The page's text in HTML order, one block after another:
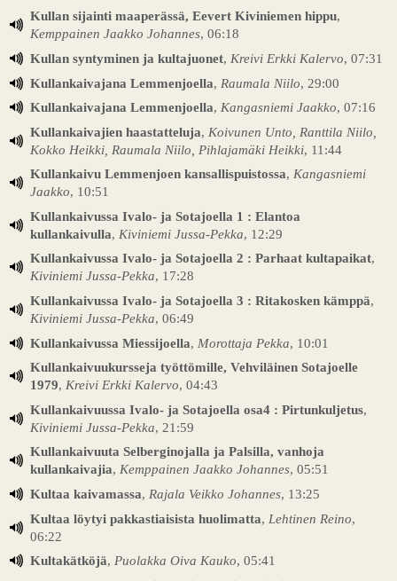
Kullan sijainti maaperässä, Eevert Kiviniemen hippu,
Kemppainen Jaakko Johannes, 06:18
Kullan syntyminen ja kultajuonet, Kreivi Erkki Kalervo, 07:31
Kullankaivajana Lemmenjoella, Raumala Niilo, 29:00
Kullankaivajana Lemmenjoella, Kangasniemi Jaakko, 07:16
Kullankaivajien haastatteluja, Koivunen Unto, Ranttila Niilo,
Kokko Heikki, Raumala Niilo, Pihlajamäki Heikki, 11:44
Kullankaivu Lemmenjoen kansallispuistossa, Kangasniemi
Jaakko, 10:51
Kullankaivussa Ivalo- ja Sotajoella 1 : Elantoa
kullankaivulla, Kiviniemi Jussa-Pekka, 12:29
Kullankaivussa Ivalo- ja Sotajoella 2 : Parhaat kultapaikat,
Kiviniemi Jussa-Pekka, 17:28
Kullankaivussa Ivalo- ja Sotajoella 3 : Ritakosken kämppä,
Kiviniemi Jussa-Pekka, 06:49
Kullankaivussa Miessijoella, Morottaja Pekka, 10:01
Kullankaivuukursseja työttömille, Vehviläinen Sotajoelle
1979, Kreivi Erkki Kalervo, 04:43
Kullankaivuussa Ivalo- ja Sotajoella osa4 : Pirtunkuljetus,
Kiviniemi Jussa-Pekka, 21:59
Kullankaivuuta Selberginojalla ja Palsilla, vanhoja
kullankaivajia, Kemppainen Jaakko Johannes, 05:51
Kultaa kaivamassa, Rajala Veikko Johannes, 13:25
Kultaa löytyi pakkastiaisista huolimatta, Lehtinen Reino,
06:22
Kultakätköjä, Puolakka Oiva Kauko, 05:41